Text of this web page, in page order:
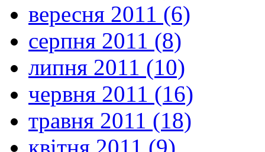
вересня 2011 (6)
серпня 2011 (8)
липня 2011 (10)
червня 2011 (16)
травня 2011 (18)
квітня 2011 (9)